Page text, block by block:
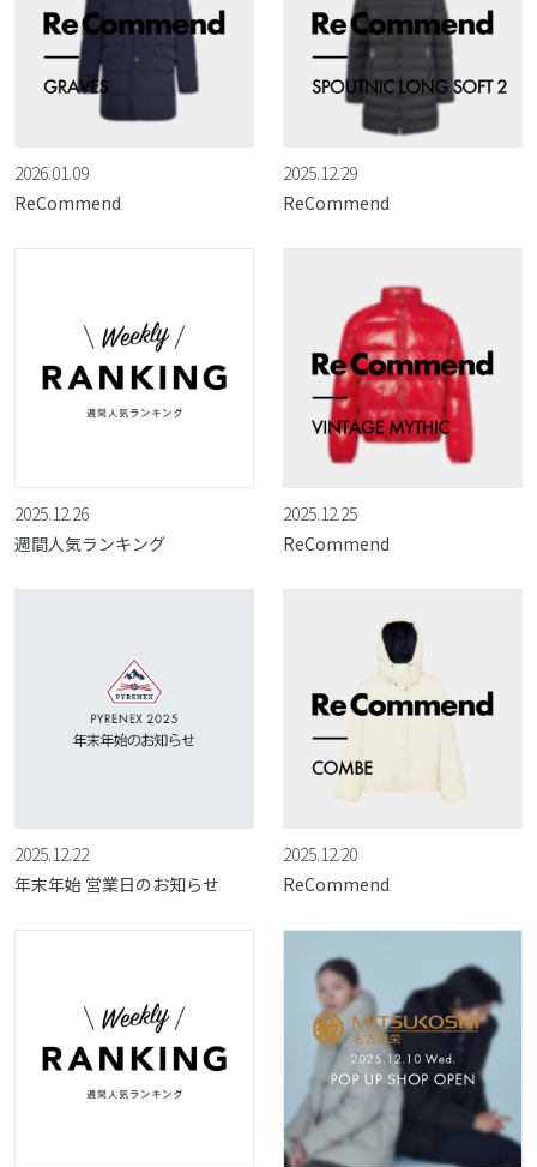
2026.01.09
ReCommend
2025.12.29
ReCommend
2025.12.26
週間人気ランキング
2025.12.25
ReCommend
2025.12.22
年末年始 営業日のお知らせ
2025.12.20
ReCommend